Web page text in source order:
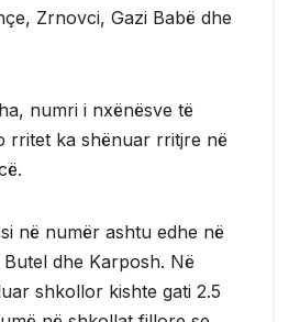
Zrnovci, Gazi Babë dhe
numri i nxënësve të
rritet ka shënuar rritjre në
në numër ashtu edhe në
dhe Karposh. Në
shkollor kishte gati 2.5